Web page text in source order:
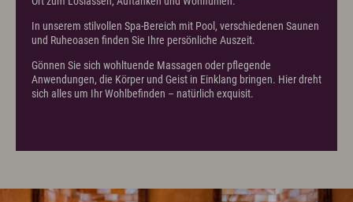
In unserem stilvollen Spa-Bereich mit Pool, verschiedenen Saunen
und Ruheoasen finden Sie Ihre persönliche Auszeit.
Gönnen Sie sich wohltuende Massagen oder pflegende
Anwendungen, die Körper und Geist in Einklang bringen. Hier dreht
sich alles um Ihr Wohlbefinden – natürlich exquisit.